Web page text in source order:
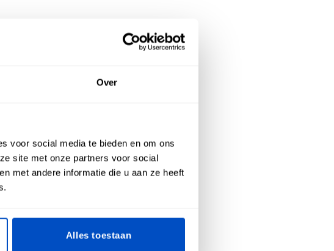
Over
voor social media te bieden en om ons
site met onze partners voor social
met andere informatie die u aan ze heeft
Alles toestaan